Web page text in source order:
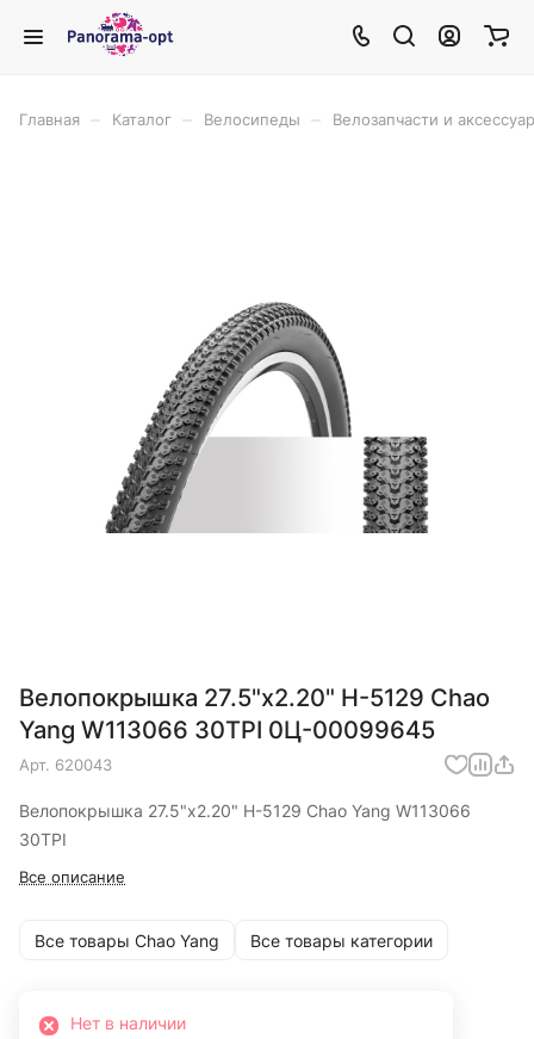
Главная Каталог Велосипеды Велозапчасти и
Велопокрышка 27.5"x2.20" H-5129 Chao
Yang W113066 30TPI 0Ц-00099645
Арт. 620043
Велопокрышка 27.5"x2.20" H-5129 Chao Yang W113066
30TPI
Все описание
Все товары Chao Yang Все товары категории
Нет в наличии